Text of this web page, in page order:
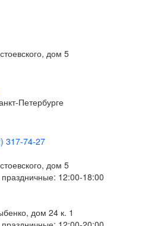
дом 5
Петербурге
317-74-27
дом 5
12:00-18:00
дом 24 к. 1